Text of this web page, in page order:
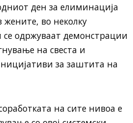
ден за елиминација
жените, во неколку
се одржуваат демонстрации
на свеста и
за заштита на
на сите нивоа е